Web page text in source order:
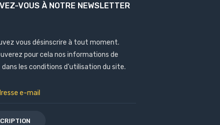
VOUS À NOTRE NEWSLETTER
vous désinscrire à tout moment.
pour cela nos informations de
les conditions d'utilisation du site.